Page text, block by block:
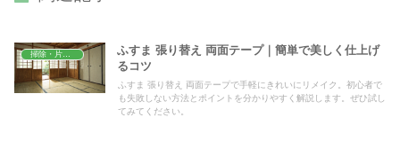
ふすま 張り替え 両面テープ｜簡単で美しく仕上げ
るコツ
ふすま 張り替え 両面テープで手軽にきれいにリメイク。初心者で
も失敗しない方法とポイントを分かりやすく解説します。ぜひ試し
てみてください。